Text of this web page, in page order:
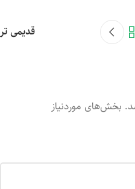
قدیمی تر
بخش‌های موردنیاز